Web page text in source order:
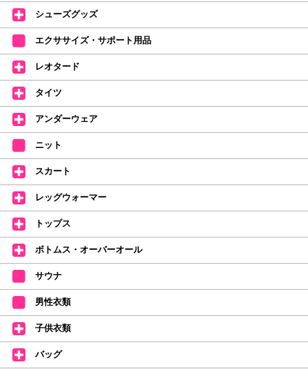
デラロミラノ2026コレクションの販売を開始しました☆
↑ご購入頂いたお客様に、デラロミラノのロゴ入りボールペンをプレゼント
中。
(お一人様1本限りになります)
価格改定のお知らせ
2026年4月1日よりシューズ全般、衣類など商品を値上げしました。
何卒ご理解いただけますようお願い申し上げます
【シューズのフィッティングについて】
全店、ご予約不要です(18:30まで)。タイツ・ソックス・トウパッドを
持参してください。
【ミルバ インスタグラム】←ここをクリック♪
皆さまのダンスライフをサポートできるようなさまざまな商品をご紹介して
おります。
【新商品はこちらから】 ←ここをクリック♪
シューズグッズ
エクササイズ・サポート用品
レオタード
タイツ
アンダーウェア
ニット
スカート
レッグウォーマー
トップス
ボトムス・オーバーオール
サウナ
男性衣類
子供衣類
バッグ